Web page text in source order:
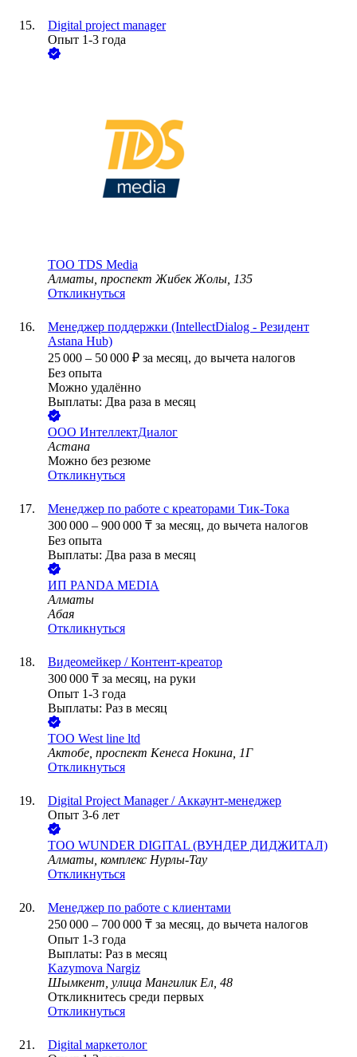
Digital project manager
Опыт 1-3 года
ТОО TDS Media
Алматы, проспект Жибек Жолы, 135
Откликнуться
Менеджер поддержки (IntellectDialog - Резидент
Astana Hub)
25 000 – 50 000 ₽ за месяц, до вычета налогов
Без опыта
Можно удалённо
Выплаты: Два раза в месяц
ООО ИнтеллектДиалог
Астана
Можно без резюме
Откликнуться
Менеджер по работе с креаторами Тик-Тока
300 000 – 900 000 ₸ за месяц, до вычета налогов
Без опыта
Выплаты: Два раза в месяц
ИП PANDA MEDIA
Алматы
Абая
Откликнуться
Видеомейкер / Контент-креатор
300 000 ₸ за месяц, на руки
Опыт 1-3 года
Выплаты: Раз в месяц
ТОО West line ltd
Актобе, проспект Кенеса Нокина, 1Г
Откликнуться
Digital Project Manager / Аккаунт-менеджер
Опыт 3-6 лет
ТОО WUNDER DIGITAL (ВУНДЕР ДИДЖИТАЛ)
Алматы, комплекс Нурлы-Тау
Откликнуться
Менеджер по работе с клиентами
250 000 – 700 000 ₸ за месяц, до вычета налогов
Опыт 1-3 года
Выплаты: Раз в месяц
Kazymova Nargiz
Шымкент, улица Мангилик Ел, 48
Откликнитесь среди первых
Откликнуться
Digital маркетолог